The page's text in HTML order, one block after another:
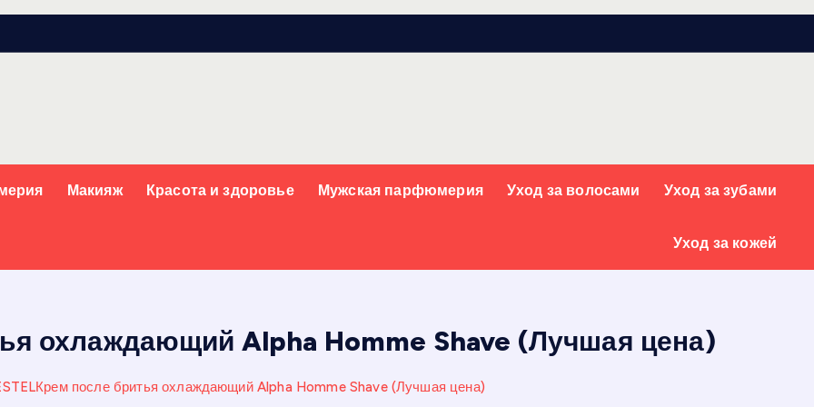
Макияж Красота и здоровье Мужская парфюмерия Уход за волосами Уход за зубами
Уход за кожей
охлаждающий Alpha Homme Shave (Лучшая цена)
после бритья охлаждающий Alpha Homme Shave (Лучшая цена)